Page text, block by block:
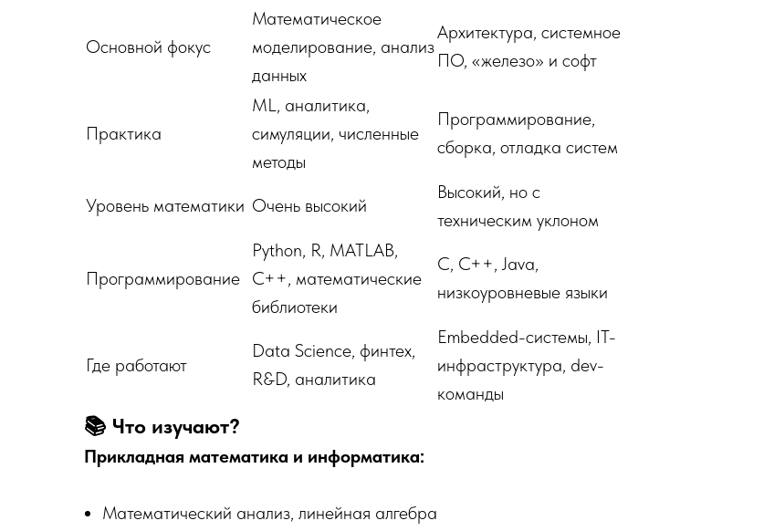
Основной фокус
Математическое
моделирование, анализ
данных
Архитектура, системное
ПО, «железо» и софт
Практика
ML, аналитика,
симуляции, численные
методы
Программирование,
сборка, отладка систем
Уровень математики Очень высокий
Высокий, но с
техническим уклоном
Программирование
Python, R, MATLAB,
C++, математические
библиотеки
C, C++, Java,
низкоуровневые языки
Где работают
Data Science, финтех,
R&D, аналитика
Embedded-системы, IT-
инфраструктура, dev-
команды
📚 Что изучают?
Прикладная математика и информатика:
Математический анализ, линейная алгебра